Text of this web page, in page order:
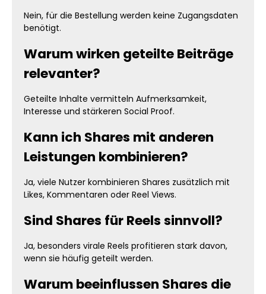
Nein, für die Bestellung werden keine Zugangsdaten
benötigt.
Warum wirken geteilte Beiträge
relevanter?
Geteilte Inhalte vermitteln Aufmerksamkeit,
Interesse und stärkeren Social Proof.
Kann ich Shares mit anderen
Leistungen kombinieren?
Ja, viele Nutzer kombinieren Shares zusätzlich mit
Likes, Kommentaren oder Reel Views.
Sind Shares für Reels sinnvoll?
Ja, besonders virale Reels profitieren stark davon,
wenn sie häufig geteilt werden.
Warum beeinflussen Shares die